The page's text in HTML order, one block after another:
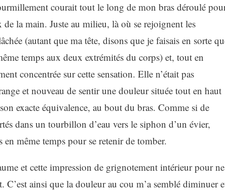
courait tout le long de mon bras déroulé
de la main. Juste au milieu, là où se rejoignent les
(autant que ma tête, disons que je faisais en sorte
temps aux deux extrémités du corps) et, tout en
concentrée sur cette sensation. Elle n’était pas
et nouveau de sentir une douleur située tout en haut
exacte équivalence, au bout du bras. Comme si de
dans un tourbillon d’eau vers le siphon d’un évier,
même temps pour se retenir de tomber.
et cette impression de grignotement intérieur pour ne
ainsi que la douleur au cou m’a semblé diminuer